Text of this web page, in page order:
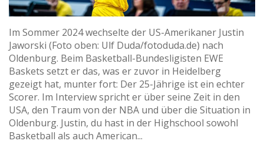
Im Sommer 2024 wechselte der US-Amerikaner Justin
Jaworski (Foto oben: Ulf Duda/fotoduda.de) nach
Oldenburg. Beim Basketball-Bundesligisten EWE
Baskets setzt er das, was er zuvor in Heidelberg
gezeigt hat, munter fort: Der 25-Jährige ist ein echter
Scorer. Im Interview spricht er über seine Zeit in den
USA, den Traum von der NBA und über die Situation in
Oldenburg. Justin, du hast in der Highschool sowohl
Basketball als auch American...